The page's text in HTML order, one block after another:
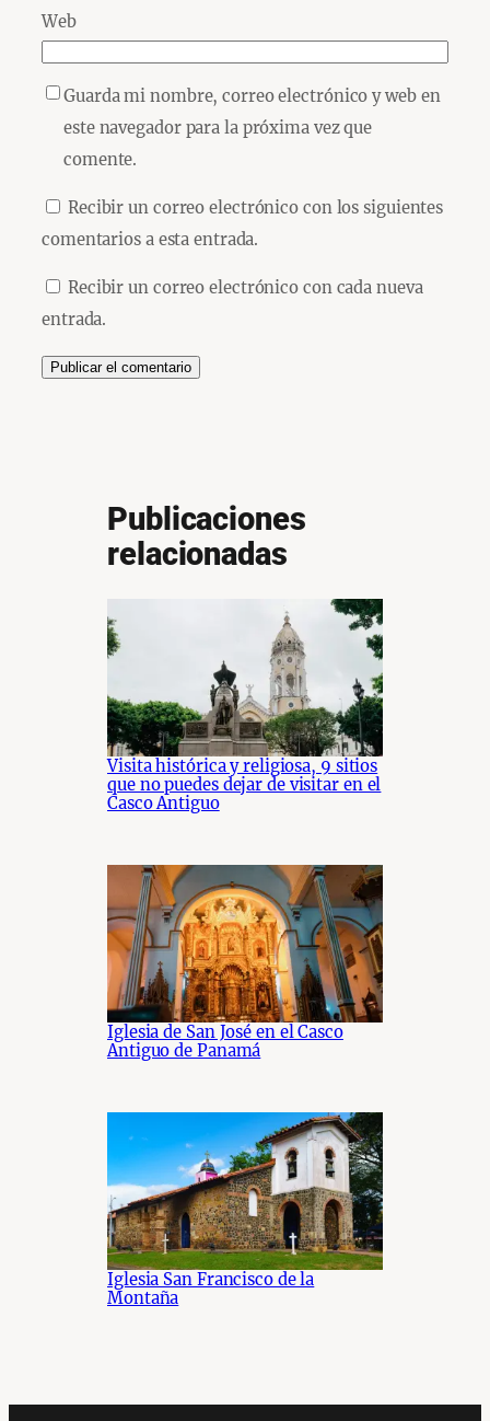
Web
Guarda mi nombre, correo electrónico y web en
este navegador para la próxima vez que
comente.
Recibir un correo electrónico con los siguientes
comentarios a esta entrada.
Recibir un correo electrónico con cada nueva
entrada.
Publicaciones
relacionadas
Visita histórica y religiosa, 9 sitios
que no puedes dejar de visitar en el
Casco Antiguo
Iglesia de San José en el Casco
Antiguo de Panamá
Iglesia San Francisco de la
Montaña